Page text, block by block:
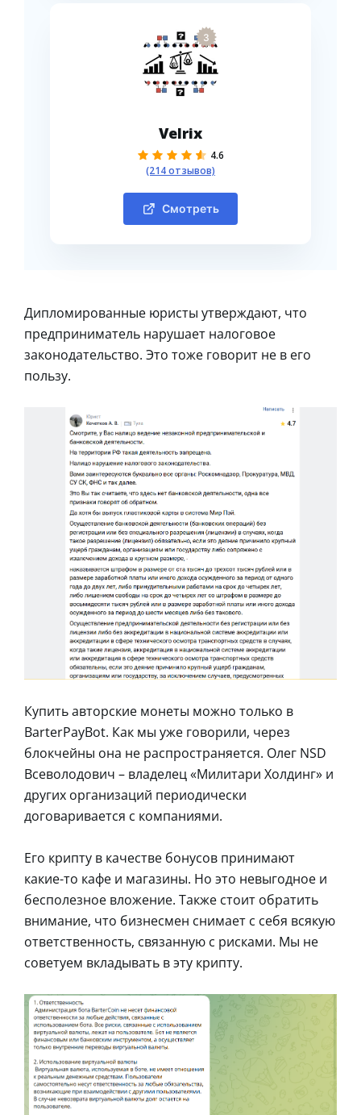
3
Velrix
4.6
(214 отзывов)
Смотреть
Дипломированные юристы утверждают, что
предприниматель нарушает налоговое
законодательство. Это тоже говорит не в его
пользу.
Купить авторские монеты можно только в
BarterPayBot. Как мы уже говорили, через
блокчейны она не распространяется. Олег NSD
Всеволодович – владелец «Милитари Холдинг» и
других организаций периодически
договаривается с компаниями.
Его крипту в качестве бонусов принимают
какие-то кафе и магазины. Но это невыгодное и
бесполезное вложение. Также стоит обратить
внимание, что бизнесмен снимает с себя всякую
ответственность, связанную с рисками. Мы не
советуем вкладывать в эту крипту.